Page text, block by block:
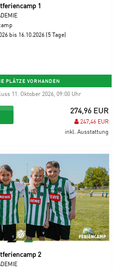
1
bis 16.10.2026 (5 Tage)
PLÄTZE VORHANDEN
11. Oktober 2026, 09:00 Uhr
274,96 EUR
247,46 EUR
inkl. Ausstattung
2